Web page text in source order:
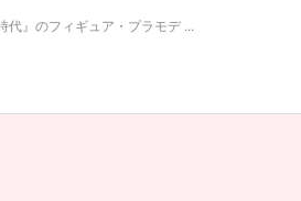
代』のフィギュア・プラモデ ...